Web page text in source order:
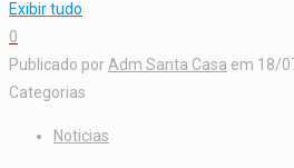
Exibir tudo
0
Publicado por Adm Santa Casa em 18/
Categorias
Noticias